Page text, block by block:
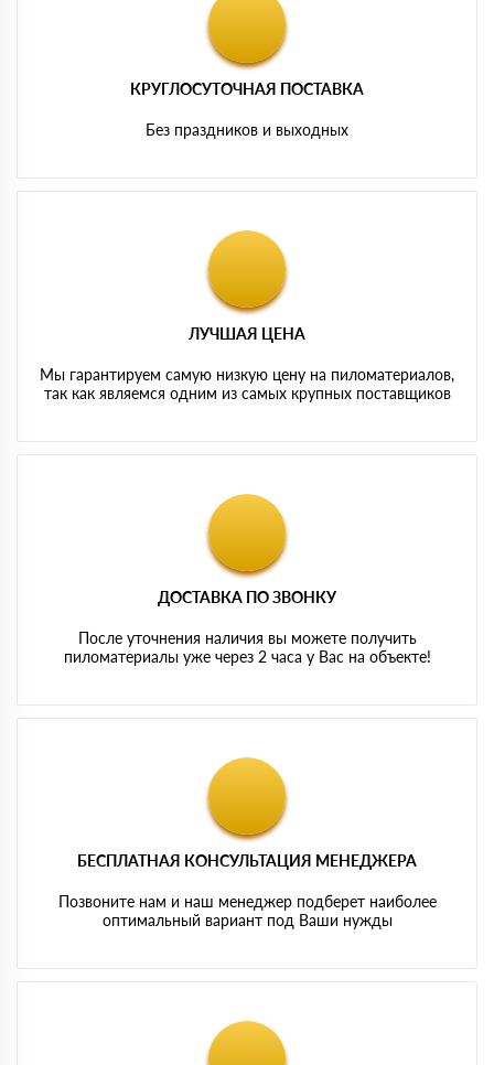
КРУГЛОСУТОЧНАЯ ПОСТАВКА
Без праздников и выходных
ЛУЧШАЯ ЦЕНА
Мы гарантируем самую низкую цену на пиломатериалов,
так как являемся одним из самых крупных поставщиков
ДОСТАВКА ПО ЗВОНКУ
После уточнения наличия вы можете получить
пиломатериалы уже через 2 часа у Вас на объекте!
БЕСПЛАТНАЯ КОНСУЛЬТАЦИЯ МЕНЕДЖЕРА
Позвоните нам и наш менеджер подберет наиболее
оптимальный вариант под Ваши нужды